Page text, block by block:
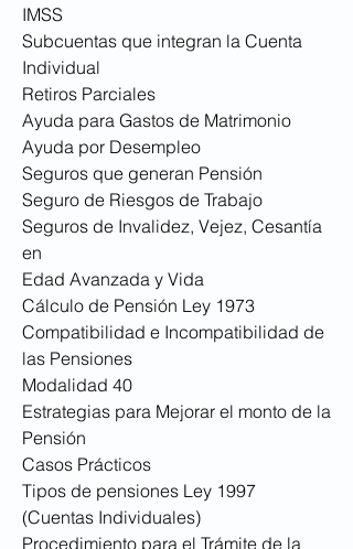
IMSS
Subcuentas que integran la Cuenta
Individual
Retiros Parciales
Ayuda para Gastos de Matrimonio
Ayuda por Desempleo
Seguros que generan Pensión
Seguro de Riesgos de Trabajo
Seguros de Invalidez, Vejez, Cesantía
en
Edad Avanzada y Vida
Cálculo de Pensión Ley 1973
Compatibilidad e Incompatibilidad de
las Pensiones
Modalidad 40
Estrategias para Mejorar el monto de la
Pensión
Casos Prácticos
Tipos de pensiones Ley 1997
(Cuentas Individuales)
Procedimiento para el Trámite de la